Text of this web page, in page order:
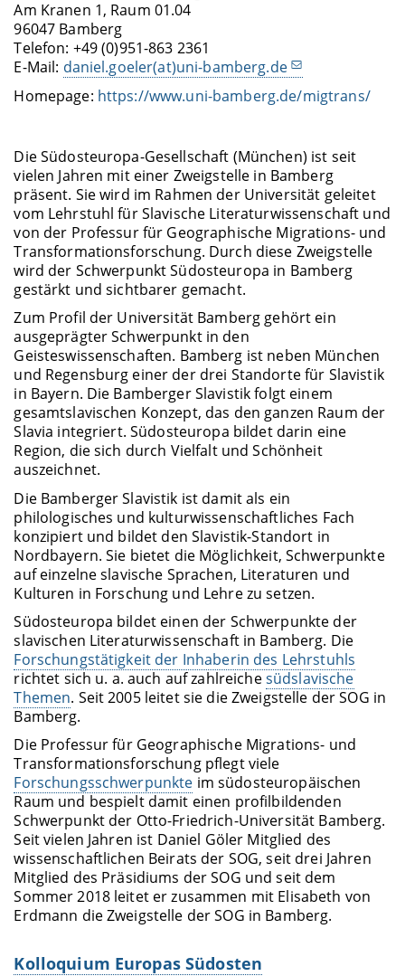
Am Kranen 1, Raum 01.04
96047 Bamberg
Telefon: +49 (0)951-863 2361
E-Mail: daniel.goeler(at)uni-bamberg.de
Homepage: https://www.uni-bamberg.de/migtrans/
Die Südosteuropa-Gesellschaft (München) ist seit
vielen Jahren mit einer Zweigstelle in Bamberg
präsent. Sie wird im Rahmen der Universität geleitet
vom Lehrstuhl für Slavische Literaturwissenschaft und
von der Professur für Geographische Migrations- und
Transformationsforschung. Durch diese Zweigstelle
wird der Schwerpunkt Südosteuropa in Bamberg
gestärkt und sichtbarer gemacht.
Zum Profil der Universität Bamberg gehört ein
ausgeprägter Schwerpunkt in den
Geisteswissenschaften. Bamberg ist neben München
und Regensburg einer der drei Standorte für Slavistik
in Bayern. Die Bamberger Slavistik folgt einem
gesamtslavischen Konzept, das den ganzen Raum der
Slavia integriert. Südosteuropa bildet darin eine
Region, die sich durch Vielfalt und Schönheit
auszeichnet.
Die Bamberger Slavistik ist damit als ein
philologisches und kulturwissenschaftliches Fach
konzipiert und bildet den Slavistik-Standort in
Nordbayern. Sie bietet die Möglichkeit, Schwerpunkte
auf einzelne slavische Sprachen, Literaturen und
Kulturen in Forschung und Lehre zu setzen.
Südosteuropa bildet einen der Schwerpunkte der
slavischen Literaturwissenschaft in Bamberg. Die
Forschungstätigkeit der Inhaberin des Lehrstuhls
richtet sich u. a. auch auf zahlreichesüdslavische
Themen. Seit 2005 leitet sie die Zweigstelle der SOG in
Bamberg.
Die Professur für Geographische Migrations- und
Transformationsforschung pflegt viele
Forschungsschwerpunkte im südosteuropäischen
Raum und bespielt damit einen profilbildenden
Schwerpunkt der Otto-Friedrich-Universität Bamberg.
Seit vielen Jahren ist Daniel Göler Mitglied des
wissenschaftlichen Beirats der SOG, seit drei Jahren
Mitglied des Präsidiums der SOG und seit dem
Sommer 2018 leitet er zusammen mit Elisabeth von
Erdmann die Zweigstelle der SOG in Bamberg.
Kolloquium Europas Südosten